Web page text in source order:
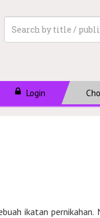
Login
ikatan pernikahan.